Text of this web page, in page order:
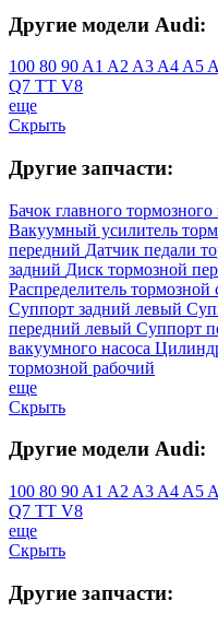
Другие модели Audi:
100 80 90 A1 A2 A3 A4 A5
Q7 TT V8
еще
Скрыть
Другие запчасти:
Бачок главного
Вакуумный усилитель
передний Датчик педали
задний Диск тормозной
Распределитель тормозной
Суппорт задний левый
передний левый Суппорт
вакуумного насоса
тормозной рабочий
еще
Скрыть
Другие модели Audi:
100 80 90 A1 A2 A3 A4 A5
Q7 TT V8
еще
Скрыть
Другие запчасти: